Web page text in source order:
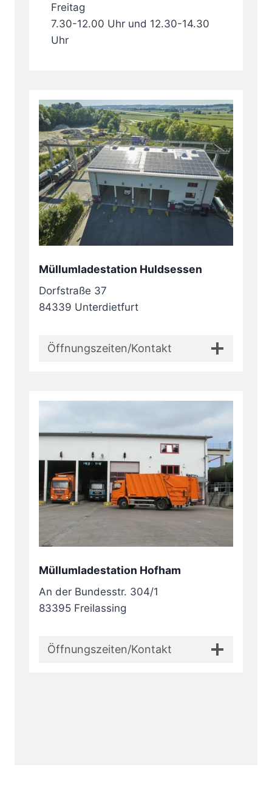
Freitag
7.30-12.00 Uhr und 12.30-14.30
Uhr
Müllumladestation Huldsessen
Dorfstraße 37
84339 Unterdietfurt
Öffnungszeiten/Kontakt
Müllumladestation Hofham
An der Bundesstr. 304/1
83395 Freilassing
Öffnungszeiten/Kontakt